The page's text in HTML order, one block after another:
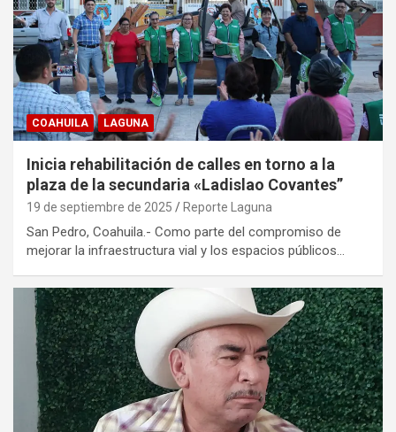
COAHUILA LAGUNA
Inicia rehabilitación de calles en torno a la
plaza de la secundaria «Ladislao Covantes”
19 de septiembre de 2025 Reporte Laguna
San Pedro, Coahuila.- Como parte del compromiso de
mejorar la infraestructura vial y los espacios públicos…